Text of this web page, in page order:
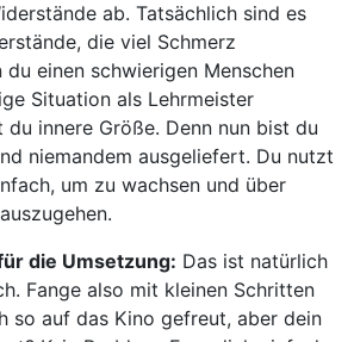
ab. Tatsächlich sind es
die viel Schmerz
du einen schwierigen Menschen
Situation als Lehrmeister
du innere Größe. Denn nun bist du
niemandem ausgeliefert. Du nutzt
um zu wachsen und über
die Umsetzung: Das ist natürlich
Fange also mit kleinen Schritten
so auf das Kino gefreut, aber dein